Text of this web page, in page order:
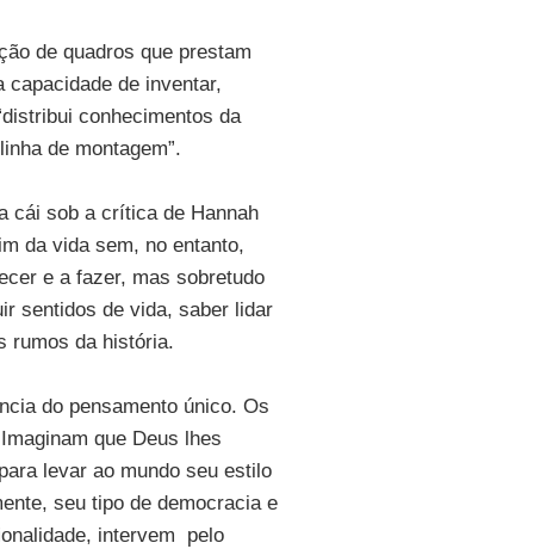
de quadros que prestam
capacidade de inventar,
conhecimentos da
de montagem”.
cái sob a crítica de Hannah
da vida sem, no entanto,
e a fazer, mas sobretudo
sentidos de vida, saber lidar
rumos da história.
do pensamento único. Os
que Deus lhes
levar ao mundo seu estilo
seu tipo de democracia e
intervem pelo